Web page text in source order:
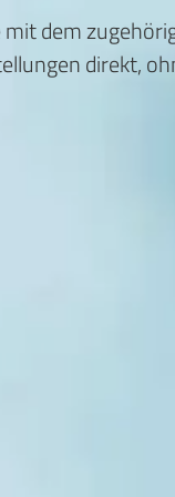
dem
direkt,